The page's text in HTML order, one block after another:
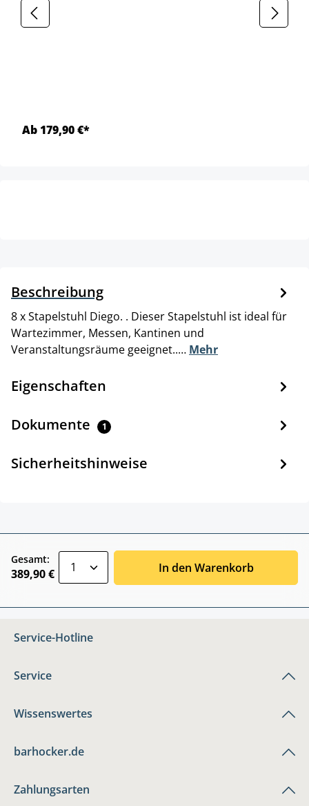
Ab 179,90 €*
Beschreibung
8 x Stapelstuhl Diego. . Dieser Stapelstuhl ist ideal für
Wartezimmer, Messen, Kantinen und
Veranstaltungsräume geeignet..… Mehr
Eigenschaften
Dokumente 1
Sicherheitshinweise
Gesamt:
389,90 € In den Warenkorb
Service-Hotline
Service
Wissenswertes
barhocker.de
Zahlungsarten